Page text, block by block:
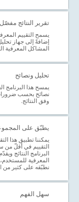
تقرير النتائج مفصّل
إضافةً إلى جهاز
المشاكل المعرفية
تحليل ونصائح
يمسح هذا البرنامج
نصائح بحسب
وفق النتائج.
يطبّق على
يمكننا تطبيق هذا
التقييم في أقلّ من
البرنامج النتائج
المعرفية للمستخدم،
نطبّقه على كثير
سهل الفهم